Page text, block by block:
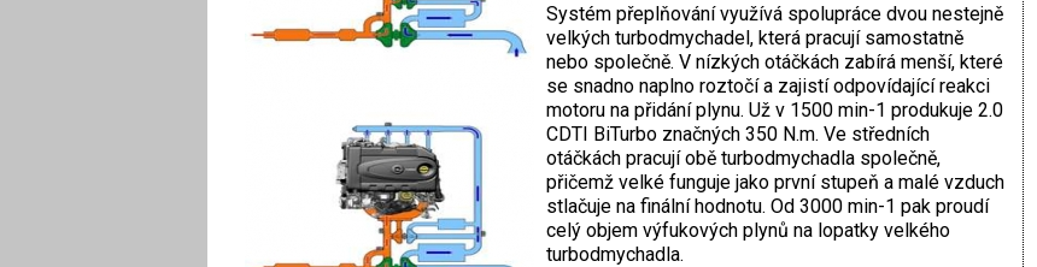
Systém přeplňování využívá spolupráce dvou nestejně
velkých turbodmychadel, která pracují samostatně
nebo společně. V nízkých otáčkách zabírá menší, které
se snadno naplno roztočí a zajistí odpovídající reakci
motoru na přidání plynu. Už v 1500 min-1 produkuje 2.0
CDTI BiTurbo značných 350 N.m. Ve středních
otáčkách pracují obě turbodmychadla společně,
přičemž velké funguje jako první stupeň a malé vzduch
stlačuje na finální hodnotu. Od 3000 min-1 pak proudí
celý objem výfukových plynů na lopatky velkého
turbodmychadla.